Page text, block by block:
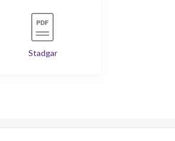
Stadgar